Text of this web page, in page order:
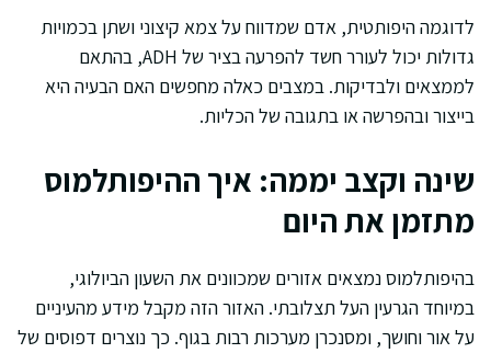
לדוגמה היפותטית, אדם שמדווח על צמא קיצוני ושתן בכמויות
גדולות יכול לעורר חשד להפרעה בציר של ADH, בהתאם
לממצאים ולבדיקות. במצבים כאלה מחפשים האם הבעיה היא
בייצור ובהפרשה או בתגובה של הכליות.
שינה וקצב יממה: איך ההיפותלמוס
מתזמן את היום
בהיפותלמוס נמצאים אזורים שמכוונים את השעון הביולוגי,
במיוחד הגרעין העל תצלובתי. האזור הזה מקבל מידע מהעיניים
על אור וחושך, ומסנכרן מערכות רבות בגוף. כך נוצרים דפוסים של